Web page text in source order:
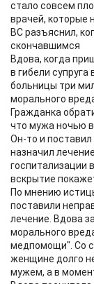
стало совсем
врачей, которые
ВС разъяснил,
скончавшимся
Вдова, когда
в гибели
больницы три
морального
Гражданка
что мужа ночью
Он-то и
назначил
госпитализации
вскрытие
По мнению
поставили
лечение. Вдова
морального
медпомощи". Со
женщине долго
мужем, а в